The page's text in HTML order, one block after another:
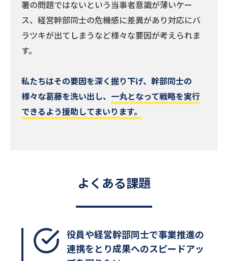
署の問題ではないという当事者意識が薄いケー
ス、経営幹部同士の危機感に差異があり対応にバ
ラツキが出てしまうなど様々な要因が考えられま
す。
私たちはその要因を深く掘り下げ、幹部同士の
様々な葛藤を洗い出し、 一丸となって戦略を実行
できるよう援助してまいります。
よくある課題
役員や経営幹部同士で事業推進の
連携をとり成果へのスピードアッ